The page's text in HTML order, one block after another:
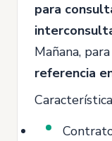
para
Mañana,
referencia